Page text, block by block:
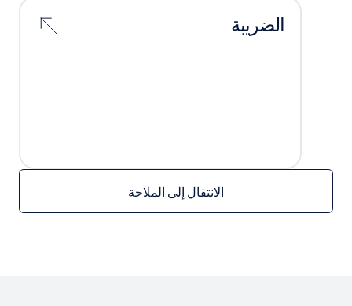
الضريبة
الانتقال إلى الملاحة